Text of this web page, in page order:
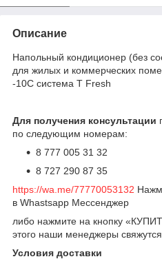
Описание
Напольный кондиционер (без
для жилых и коммерческих
-10C система T Fresh
Для получения консультации
по следующим номерам:
8 777 005 31 32
8 727 290 87 35
https://wa.me/77770053132
в Whastsapp Мессенджер
либо нажмите на кнопку
этого наши менеджеры свяжутся
Условия доставки